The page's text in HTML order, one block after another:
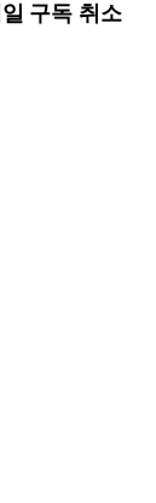
구독 취소